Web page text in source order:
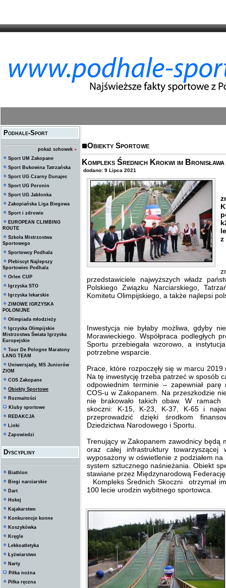
Podhale-Sport
pokaż schowek »
Sport UM Zakopane
Sport Bukowina Tatrzańska
Sport UG Czarny Dunajec
Sport UG Poronin
Sport UG Jabłonka
Zakopiańska Liga Biegowa
Sport i zdrowie
EUROPEAN CLIMBING
ROUTE
Szkoła Mistrzostwa
Sportowego
Sportowcy Podhala
Plebiscyt Najlepszy
Sportowiec Podhala
Orlen CUP
Igrzyska STO
Igrzyska lekarskie
ZIMOWE IGRZYSKA
POLONIJNE
Olimpiada młodzieży
Igrzyska Olimpijskie
Mistrzostwa Świata Igrzyska
Europejskie
Tour De Pologne Maratony
LANG TEAM
Uniwersjady, MS Juniorów
ZIOM
COS Zakopane
Obiekty Sportowe
Rozmaitości
Kluby sportowe
REDAKCJA
Linki
Zapowiedzi
Dyscypliny
Biathlon
Biegi narciarskie
Dart
Hokej
Kajakarstwo
Konkurencje konne
Koszykówka
Kręgle
Lekkoatletyka
Łyżwiarstwo
Narty
Piłka nożna
Piłka ręczna
Obiekty Sportowe
Kompleks Średnich Krokwi im
dodano: 9 Lipca 2021
z
przedstawiciele najwyższych władz
Polskiego Związku Narciarskiego,
Komitetu Olimpijskiego, a także najlepsi
Inwestycja nie byłaby możliwa, gdyby
Morawieckiego. Współpraca podległych
Sportu przebiegała wzorowo, a
potrzebne wsparcie.
Prace, które rozpoczęły się w marcu
Na tę inwestycję trzeba patrzeć w sposób
odpowiednim terminie – zapewniał
COS-u w Zakopanem. Na przeszkodzie
nie brakowało takich obaw. W
skoczni: K-15, K-23, K-37, K-65 i
przeprowadzić dzięki środkom
Dziedzictwa Narodowego i Sportu.
Trenujący w Zakopanem zawodnicy będą
oraz całej infrastruktury
wyposażony w oświetlenie z podziałem
system sztucznego naśnieżania. Obiekt
stawiane przez Międzynarodową
Kompleks Średnich Skoczni otrzymał
100 lecie urodzin wybitnego sportowca.